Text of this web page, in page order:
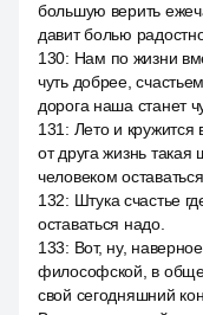
большую верить
давит болью
130: Нам по жизни
чуть добрее,
дорога наша станет
131 : Лето и
от друга жизнь такая
человеком
132: Штука счастье
оставаться надо.
133: Вот, ну,
философской, в
свой сегодняшний